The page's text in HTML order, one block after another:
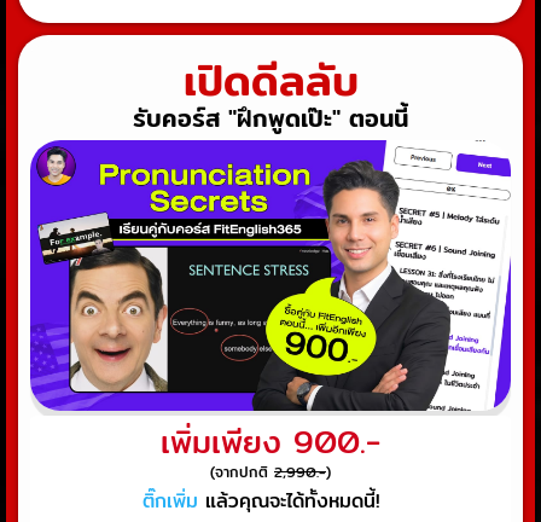
เปิดดีลลับ
รับคอร์ส "ฝึกพูดเป๊ะ" ตอนนี้
เพิ่มเพียง 900.-
(จากปกติ 2,990.-)
ติ๊กเพิ่ม แล้วคุณจะได้ทั้งหมดนี้!